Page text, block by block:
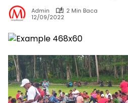
Admin
2 Min Baca
12/09/2022